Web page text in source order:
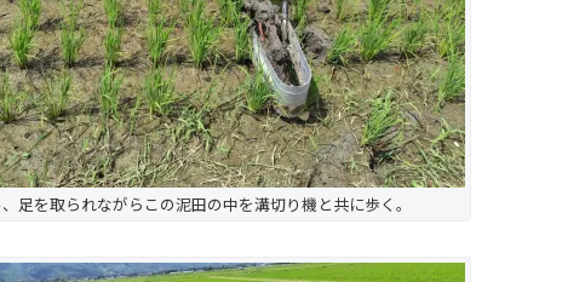
足を取られながらこの泥田の中を溝切り機と共に歩く。